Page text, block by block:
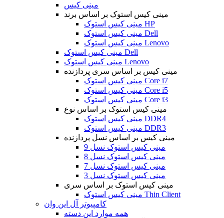
مینی کیس
مینی کیس استوک بر اساس برند
مینی کیس استوک HP
مینی کیس استوک Dell
مینی کیس استوک Lenovo
مینی کیس استوک Dell
مینی کیس استوک Lenovo
مینی کیس بر اساس سری پردازنده
مینی کیس استوک Core i7
مینی کیس استوک Core i5
مینی کیس استوک Core i3
مینی کیس استوک بر اساس نوع
مینی کیس استوک DDR4
مینی کیس استوک DDR3
مینی کیس بر اساس نسل پردازنده
مینی کیس استوک نسل 9
مینی کیس استوک نسل 8
مینی کیس استوک نسل 7
مینی کیس استوک نسل 3
مینی کیس استوک بر اساس سری
مینی کیس استوک Thin Client
کامپیوتر آل این وان
همه موارد این دسته